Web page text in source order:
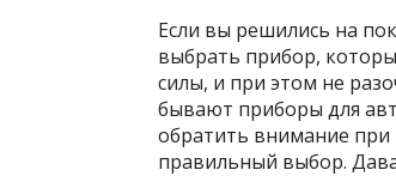
Если вы решились на
выбрать прибор,
силы, и при этом не
бывают приборы для
обратить внимание при
правильный выбор.